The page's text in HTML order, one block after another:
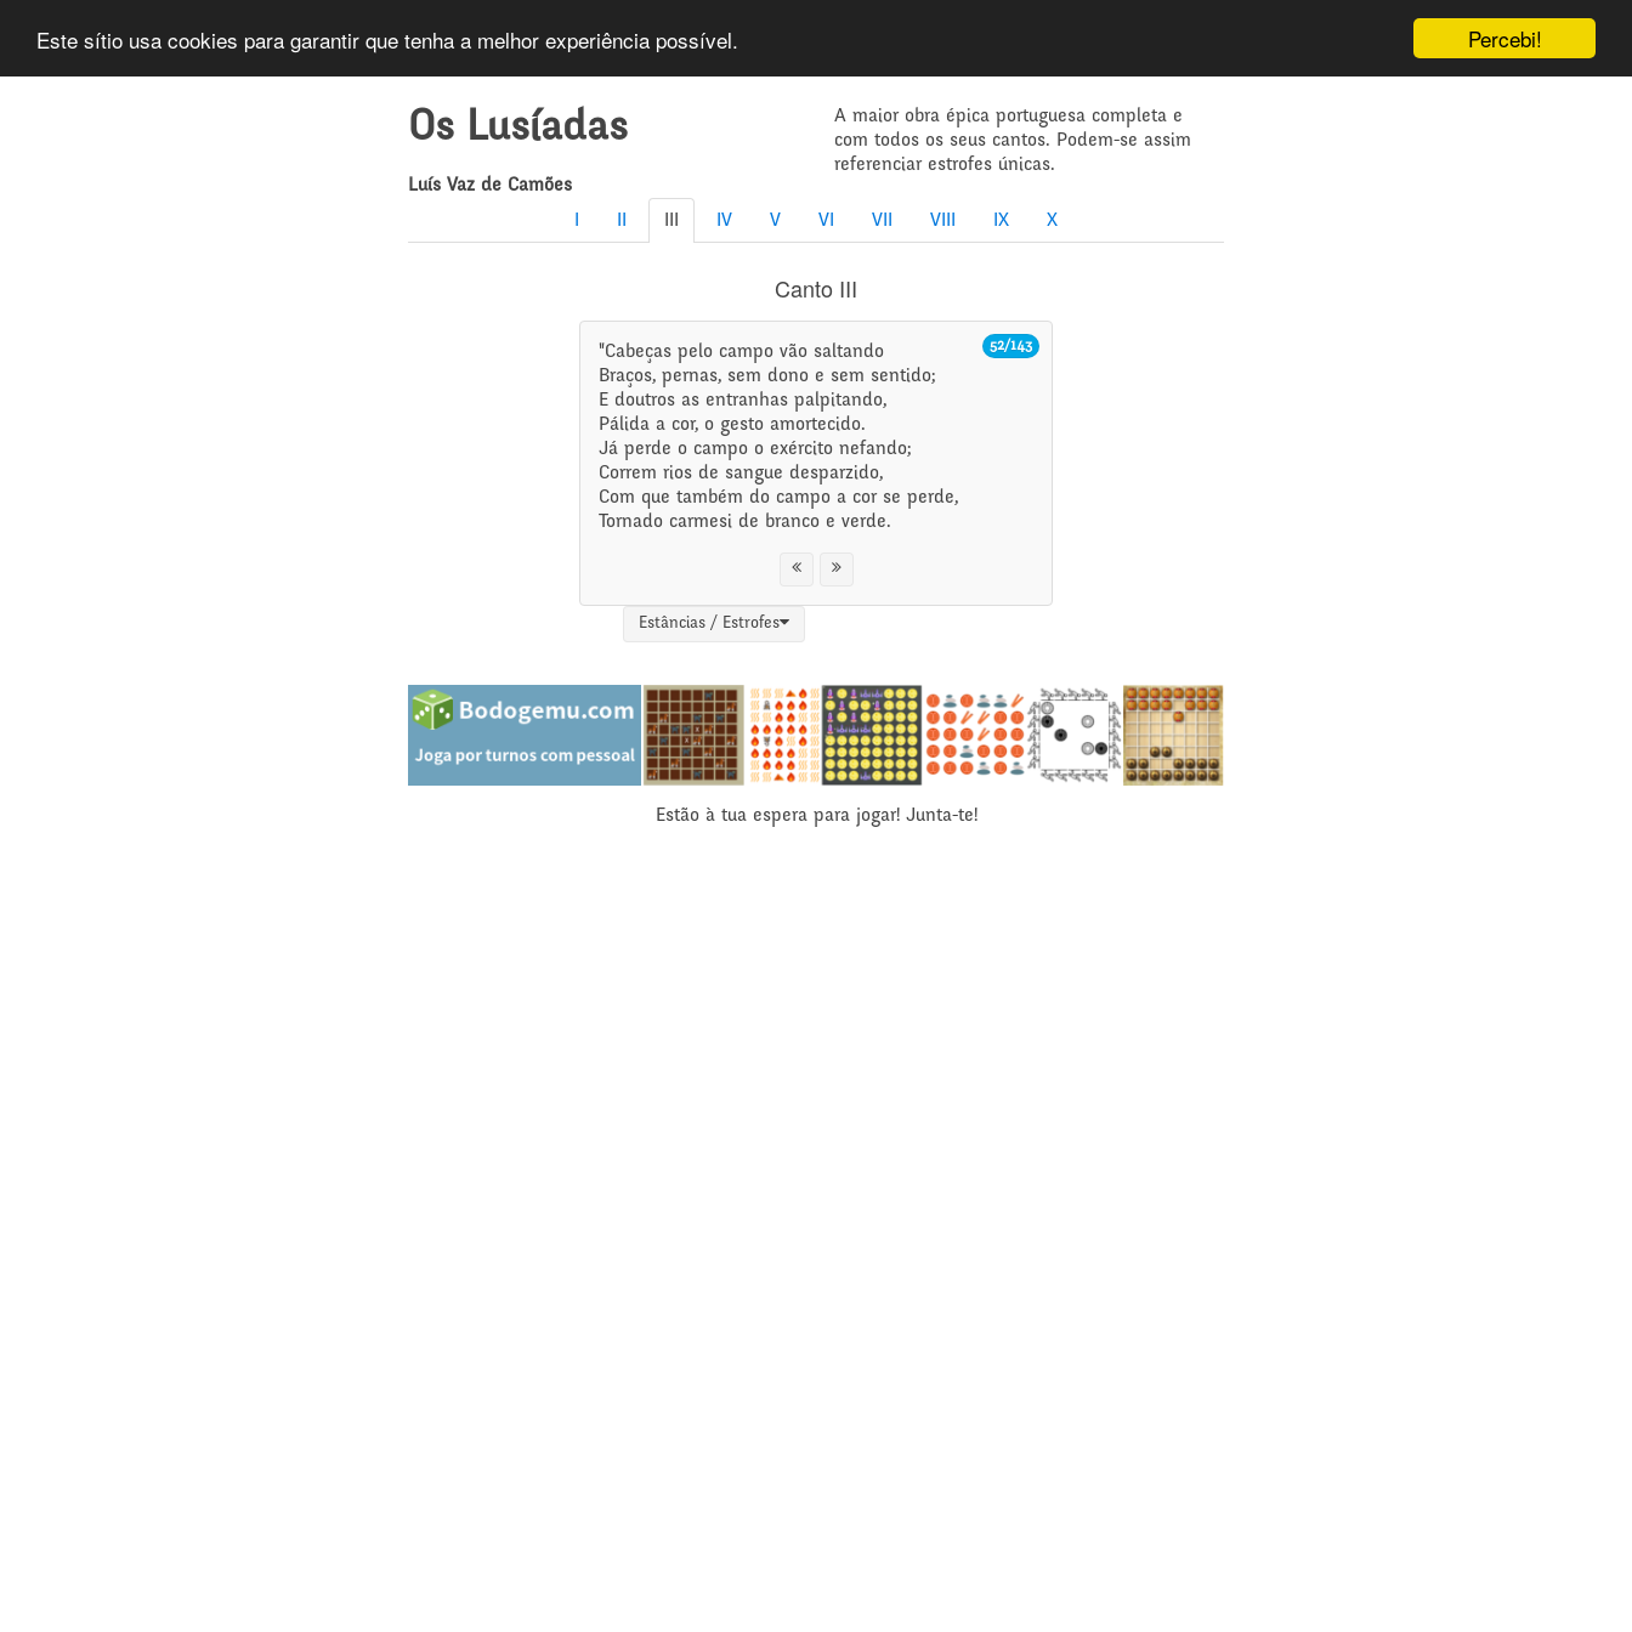
Percebi!
Este sítio usa cookies para garantir que tenha a melhor experiência possível.
Os Lusíadas
Luís Vaz de Camões
A maior obra épica portuguesa completa e
com todos os seus cantos. Podem-se assim
referenciar estrofes únicas.
IV V VI VII VIII IX X
Canto III
52/143
"Cabeças pelo campo vão saltando
Braços, pernas, sem dono e sem sentido;
E doutros as entranhas palpitando,
Pálida a cor, o gesto amortecido.
Já perde o campo o exército nefando;
Correm rios de sangue desparzido,
Com que também do campo a cor se perde,
Tornado carmesi de branco e verde.
Estâncias / Estrofes
Estão à tua espera para jogar! Junta-te!